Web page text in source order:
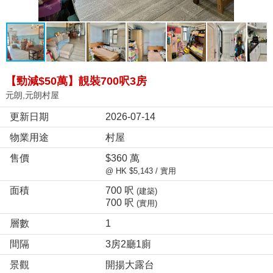
【勁減$50萬】靚裝700呎3房
元朗,元朗村屋
更新日期
2026-07-14
物業用途
村屋
售價
$360 萬
@ HK $5,143 / 實用
面積 700 呎 (建築)
700 呎 (實用)
層數
1
間隔
3房2廳1廁
景觀
開揚大露台